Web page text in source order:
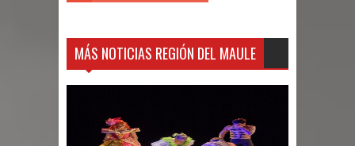
MÁS NOTICIAS REGIÓN DEL MAULE